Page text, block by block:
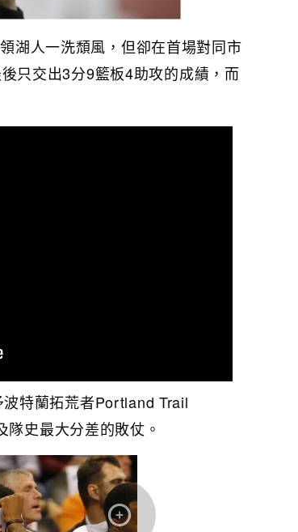
湖人一洗頹風，但卻在首場對同市
只交出3分9籃板4助攻的成績，而
特蘭拓荒者Portland Trail
史最大分差的敗仗。